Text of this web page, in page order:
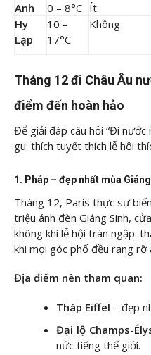
Anh 0 – 8°C Ít
Hy
Lạp
10 –
17°C
Không
Tháng 12 đi Châu Âu
điểm đến hoàn hảo
Để giải đáp câu hỏi “Đi nước
gu: thích tuyết thích lễ hội
1. Pháp – đẹp nhất mùa
Tháng 12, Paris thực sự
triệu ánh đèn Giáng Sinh,
không khí lễ hội tràn ngập.
khi mọi góc phố đều rạng rỡ
Địa điểm nên tham quan:
Tháp Eiffel – đẹp
Đại lộ Champs-
nức tiếng thế giới.